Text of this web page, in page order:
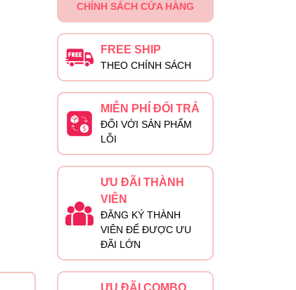
CHÍNH SÁCH CỬA HÀNG
FREE SHIP
THEO CHÍNH SÁCH
MIỄN PHÍ ĐỔI TRẢ
ĐỐI VỚI SẢN PHẨM
LỖI
ƯU ĐÃI THÀNH
VIÊN
ĐĂNG KÝ THÀNH
VIÊN ĐỂ ĐƯỢC ƯU
ĐÃI LỚN
ƯU ĐÃI COMBO